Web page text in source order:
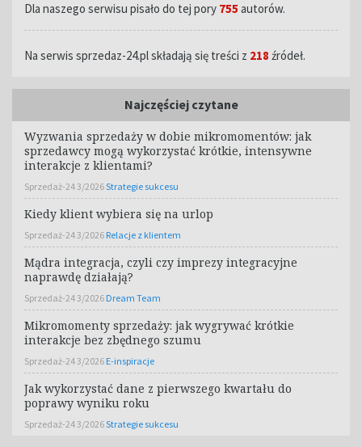
Dla naszego serwisu pisało do tej pory 755 autorów.
Na serwis sprzedaz-24.pl składają się treści z 218 źródeł.
Najczęściej czytane
Wyzwania sprzedaży w dobie mikromomentów: jak
sprzedawcy mogą wykorzystać krótkie, intensywne
interakcje z klientami?
Sprzedaż-24 3/2026Strategie sukcesu
Kiedy klient wybiera się na urlop
Sprzedaż-24 3/2026 Relacje z klientem
Mądra integracja, czyli czy imprezy integracyjne
naprawdę działają?
Sprzedaż-24 3/2026 Dream Team
Mikromomenty sprzedaży: jak wygrywać krótkie
interakcje bez zbędnego szumu
Sprzedaż-24 3/2026 E-inspiracje
Jak wykorzystać dane z pierwszego kwartału do
poprawy wyniku roku
Sprzedaż-24 3/2026Strategie sukcesu